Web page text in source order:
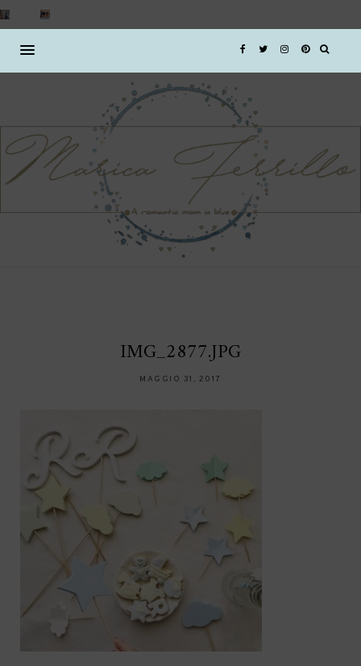
IMG_2877.JPG
MAGGIO 31, 2017